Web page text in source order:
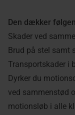
Den dækker
Skader ved
Brud på stel samt
Transportskader i
Dyrker du
ved sammenstød
motionsløb i alle